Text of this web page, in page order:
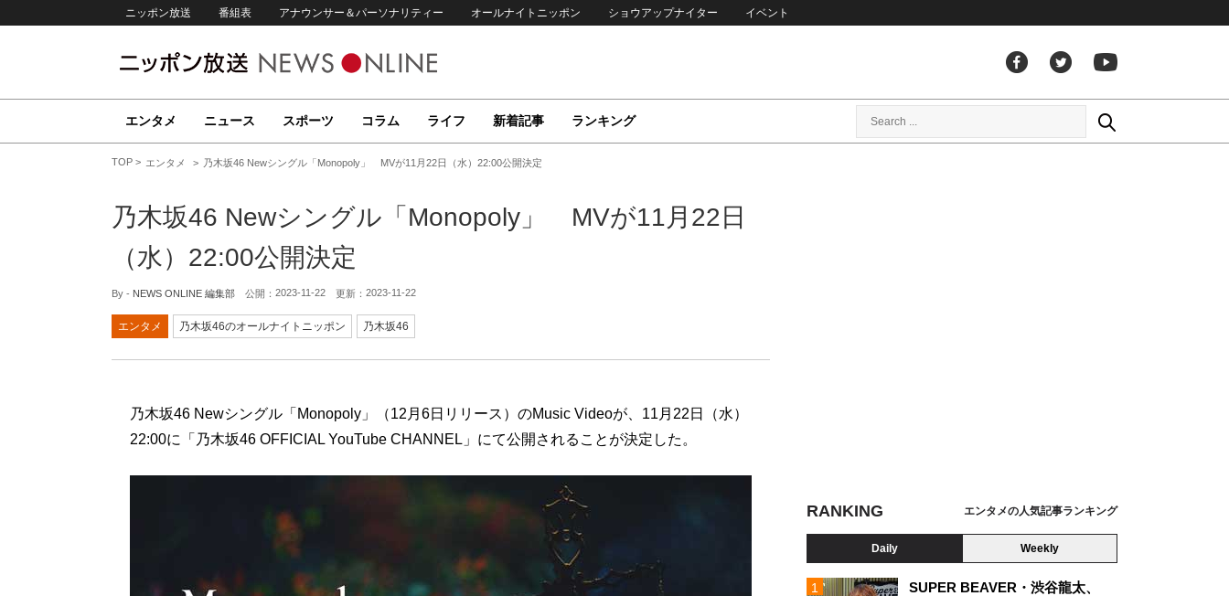
ニッポン放送 番組表 アナウンサー＆パーソナリティー オールナイトニッポン ショウアップナイター イベント
エンタメ ニュース スポーツ コラム ライフ 新着記事 ランキング
TOP エンタメ 乃木坂46 Newシングル「Monopoly」 MVが11月22日（水）22:00公開決定
乃木坂46 Newシングル「Monopoly」 MVが11月22日
（水）22:00公開決定
By - NEWS ONLINE 編集部 公開： 2023-11-22 更新： 2023-11-22
エンタメ 乃木坂46のオールナイトニッポン 乃木坂46
乃木坂46 Newシングル「Monopoly」（12月6日リリース）のMusic Videoが、11月22日（水）
22:00に「乃木坂46 OFFICIAL YouTube CHANNEL」にて公開されることが決定した。
RANKING エンタメの人気記事ランキング
Daily Weekly
SUPER BEAVER・渋谷龍太、